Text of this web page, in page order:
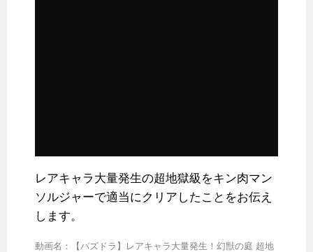
レアキャラ大量発生の超地獄級をキン肉マン
ソルジャーで適当にクリアしたことをお伝え
します。
動画名：【パズドラ】レアキャラ大量発生！幻獣の庭 超地